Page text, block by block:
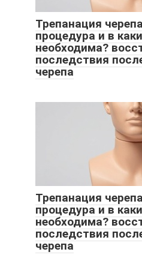
Трепанация
процедура и в
необходима?
последствия
черепа
Трепанация
процедура и в
необходима?
последствия
черепа